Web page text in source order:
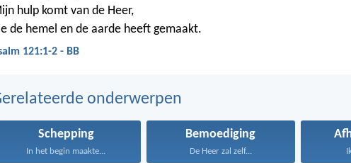
hulp komt van de Heer,
de hemel en de aarde heeft gemaakt.
121:1-2 - BB
onderwerpen
Schepping
In het begin maakte...
Bemoediging
De Heer zal zelf...